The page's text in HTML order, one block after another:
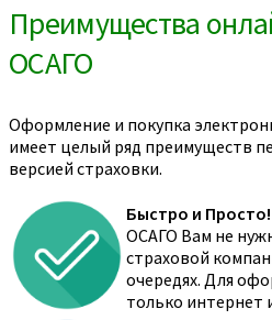
Преимущества
ОСАГО
Оформление и покупка
имеет целый ряд преимуществ
версией страховки.
Быстро и Просто!
ОСАГО Вам не
страховой
очередях. Для
только интернет